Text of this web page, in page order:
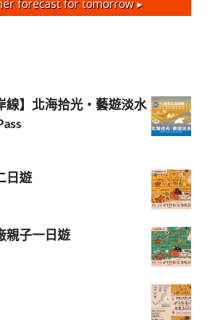
forecast for tomorrow ▸
線】北海拾光・藝遊淡水
日遊
親子一日遊